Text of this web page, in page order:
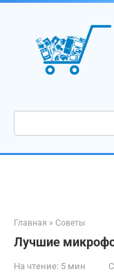
Перейти
контенту
Поиск:
Главная » Советы
Лучшие
На чтение: 5 мин